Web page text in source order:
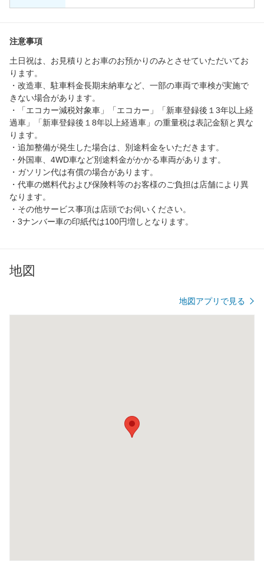
注意事項
土日祝は、お見積りとお車のお預かりのみとさせていただいてお
ります。
・改造車、駐車料金長期未納車など、一部の車両で車検が実施で
きない場合があります。
・「エコカー減税対象車」「エコカー」「新車登録後１3年以上経
過車」「新車登録後１8年以上経過車」の重量税は表記金額と異な
ります。
・追加整備が発生した場合は、別途料金をいただきます。
・外国車、4WD車など別途料金がかかる車両があります。
・ガソリン代は有償の場合があります。
・代車の燃料代および保険料等のお客様のご負担は店舗により異
なります。
・その他サービス事項は店頭でお伺いください。
・3ナンバー車の印紙代は100円増しとなります。
地図
地図アプリで見る